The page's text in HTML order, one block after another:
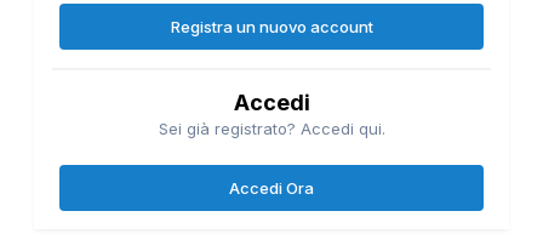
Registra un nuovo account
Accedi
Sei già registrato? Accedi qui.
Accedi Ora